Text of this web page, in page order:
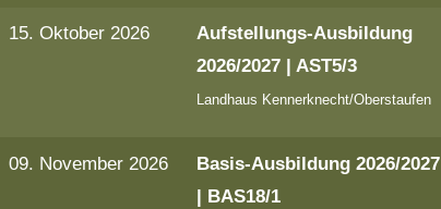
15. Oktober 2026
Aufstellungs-Ausbildung
2026/2027 | AST5/3
Landhaus Kennerknecht/Oberstaufen
09. November 2026
Basis-Ausbildung 2026/2027
| BAS18/1